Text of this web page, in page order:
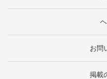
お問
掲載